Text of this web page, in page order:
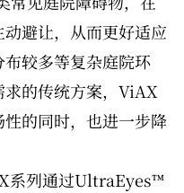
避让，从而更好适应
较多等复杂庭院环
的传统方案，ViAX
的同时，也进一步降
系列通过UltraEyes™